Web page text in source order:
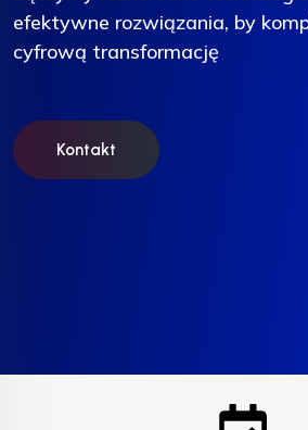
efektywne rozwiązania, by
cyfrową transformację
Kontakt
efektywne rozwiązania, by
cyfrową transformację
Kontakt
efektywne rozwiązania, by
cyfrową transformację
Kontakt